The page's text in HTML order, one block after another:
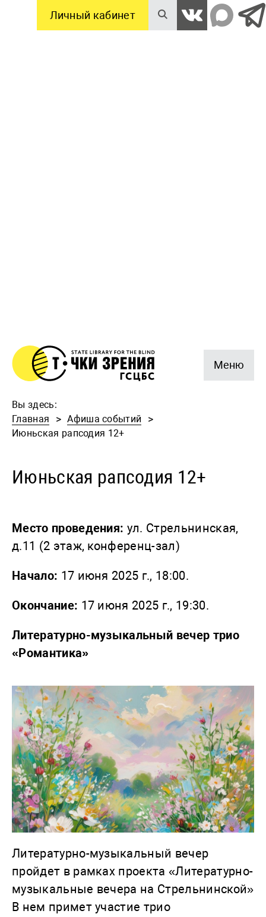
Меню
Личный кабинет
Вы здесь:
Главная
Афиша событий
Июньская рапсодия 12+
Июньская рапсодия 12+
Место проведения: ул. Стрельнинская,
д.11 (2 этаж, конференц-зал)
Начало: 17 июня 2025 г., 18:00.
Окончание: 17 июня 2025 г., 19:30.
Литературно-музыкальный вечер трио
«Романтика»
Литературно-музыкальный вечер
пройдет в рамках проекта «Литературно-
музыкальные вечера на Стрельнинской»
В нем примет участие трио